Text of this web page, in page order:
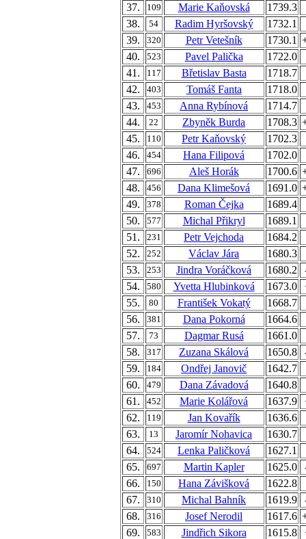
37.
109 Marie Kaňovská
1739.3
38.
54 Radim Hyršovský
1732.1
39.
320 Petr Vetešník 1730.1
40.
523 Pavel Palička
1722.0
41.
117 Břetislav Basta
1718.7
42.
403 Tomáš Fanta
1718.0
43.
453 Anna Rybínová
1714.7
44.
22 Zbyněk Burda 1708.3
45.
110 Petr Kaňovský
1702.3
46.
454 Hana Filipová
1702.0
47.
696 Aleš Horák 1700.6
48.
456 Dana Klimešová 1691.0
49.
378 Roman Čejka
1689.4
50.
577 Michal Přikryl
1689.1
51.
231 Petr Vejchoda
1684.2
52.
252 Václav Jára
1680.3
53.
253 Jindra Voráčková 1680.2
54.
580 Yvetta Hlubinková 1673.0
55.
80 František Vokatý
1668.7
56.
381 Dana Pokorná
1664.6
57.
73 Dagmar Rusá
1661.0
58.
317 Zuzana Skálová 1650.8
59.
184 Ondřej Janovič
1642.7
60.
479 Dana Závadová
1640.8
61.
452 Marie Kolářová 1637.9
62.
119 Jan Kovařík
1636.6
63.
13 Jaromír Nohavica
1630.7
64.
524 Lenka Paličková
1627.1
65.
697 Martin Kapler 1625.0
66.
150 Hana Závišková
1622.8
67.
310 Michal Bahník 1619.9
68.
316 Josef Nerodil 1617.6
69.
583 Jindřich Sikora 1615.8